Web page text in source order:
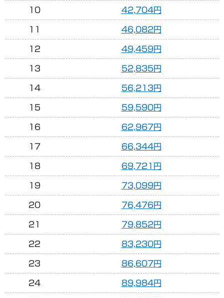
10 42,704円
11 46,082円
12 49,459円
13 52,835円
14 56,213円
15 59,590円
16 62,967円
17 66,344円
18 69,721円
19 73,099円
20 76,476円
21 79,852円
22 83,230円
23 86,607円
24 89,984円